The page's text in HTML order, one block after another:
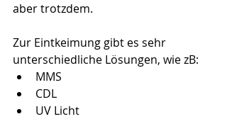
aber trotzdem.
Zur Eintkeimung gibt es sehr
unterschiedliche Lösungen, wie zB:
MMS
CDL
UV Licht